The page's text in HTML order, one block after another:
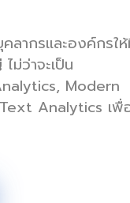
ากรและองค์กรให้
ม่ว่าจะเป็น
Modern
Analytics เพื่